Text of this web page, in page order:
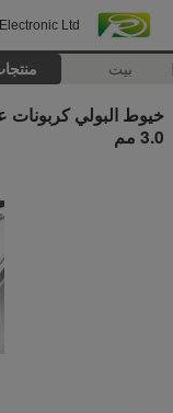
Ltd
بيت
3.0 مم